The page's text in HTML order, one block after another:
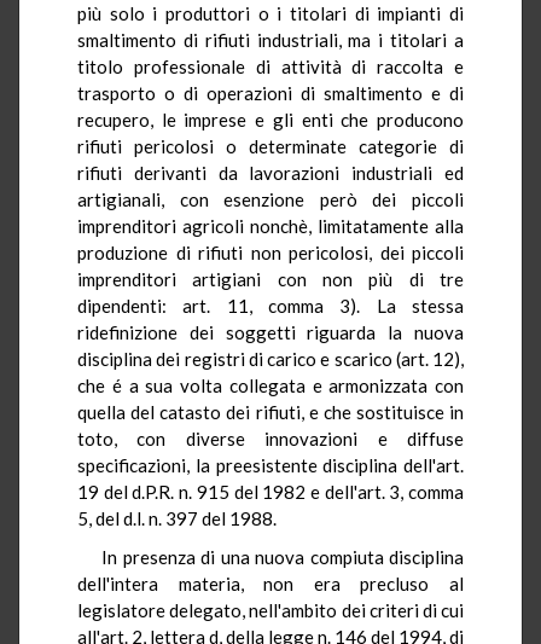
più solo i produttori o i titolari di impianti di
smaltimento di rifiuti industriali, ma i titolari a
titolo professionale di attività di raccolta e
trasporto o di operazioni di smaltimento e di
recupero, le imprese e gli enti che producono
rifiuti pericolosi o determinate categorie di
rifiuti derivanti da lavorazioni industriali ed
artigianali, con esenzione però dei piccoli
imprenditori agricoli nonchè, limitatamente alla
produzione di rifiuti non pericolosi, dei piccoli
imprenditori artigiani con non più di tre
dipendenti: art. 11, comma 3). La stessa
ridefinizione dei soggetti riguarda la nuova
disciplina dei registri di carico e scarico (art. 12),
che é a sua volta collegata e armonizzata con
quella del catasto dei rifiuti, e che sostituisce in
toto, con diverse innovazioni e diffuse
specificazioni, la preesistente disciplina dell'art.
19 del d.P.R. n. 915 del 1982 e dell'art. 3, comma
5, del d.l. n. 397 del 1988.
In presenza di una nuova compiuta disciplina
dell'intera materia, non era precluso al
legislatore delegato, nell'ambito dei criteri di cui
all'art. 2, lettera d, della legge n. 146 del 1994, di